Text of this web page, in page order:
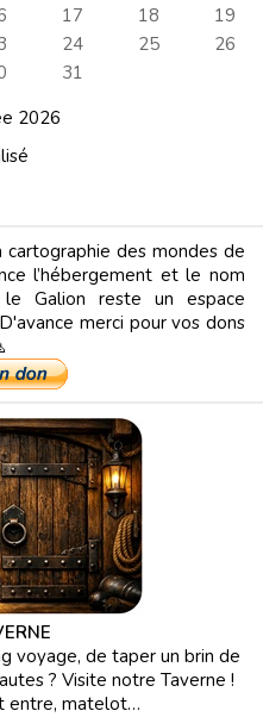
17 18
19
24 25
26
31
2026
des mondes de
l’hébergement et le nom
Galion reste un espace
merci pour vos dons
voyage, de taper un brin de
? Visite notre Taverne !
entre, matelot…